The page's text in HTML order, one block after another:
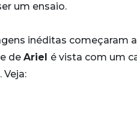
um ensaio.
inéditas começaram
de Ariel é vista com um